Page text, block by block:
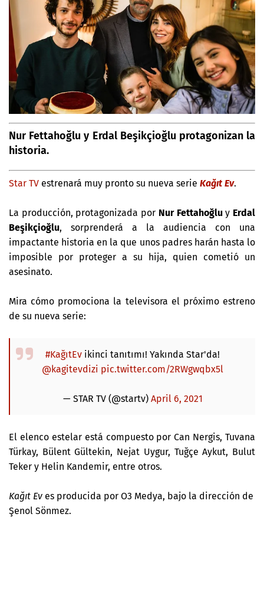
Nur Fettahoğlu y Erdal Beşikçioğlu protagonizan la
historia.
Star TV estrenará muy pronto su nueva serie Kağıt Ev.
La producción, protagonizada por Nur Fettahoğluy Erdal
Beşikçioğlu, sorprenderá a la audiencia con una
impactante historia en la que unos padres harán hasta lo
imposible por proteger a su hija, quien cometió un
asesinato.
Mira cómo promociona la televisora el próximo estreno
de su nueva serie:
#KağıtEv ikinci tanıtımı! Yakında Star'da!
@kagitevdizi pic.twitter.com/2RWgwqbx5l
— STAR TV (@startv) April 6, 2021
El elenco estelar está compuesto por Can Nergis, Tuvana
Türkay, Bülent Gültekin, Nejat Uygur, Tuğçe Aykut, Bulut
Teker y Helin Kandemir, entre otros.
Kağıt Ev es producida por O3 Medya, bajo la dirección de
Şenol Sönmez.